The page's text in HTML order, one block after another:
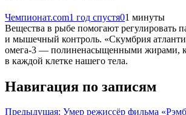
Чемпионат.com1 год спустя01 минуты
Вещества в рыбе помогают регулировать
и мышечный контроль. «Скумбрия
омега-3 — полиненасыщенными жирами,
в каждой клетке нашего тела.
Навигация по записям
Предыдущая: Умер режиссёр фильма